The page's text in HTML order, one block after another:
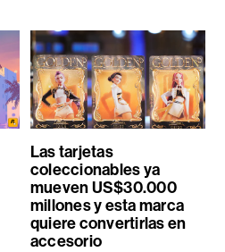
Las tarjetas
coleccionables ya
mueven US$30.000
millones y esta marca
quiere convertirlas en
accesorio